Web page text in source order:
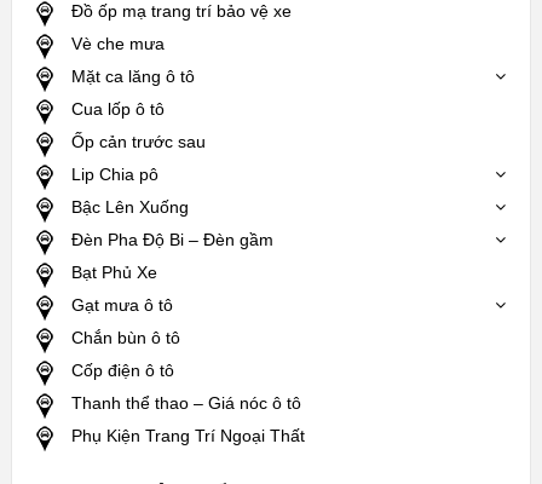
Đồ ốp mạ trang trí bảo vệ xe
Vè che mưa
Mặt ca lăng ô tô
Cua lốp ô tô
Ốp cản trước sau
Lip Chia pô
Bậc Lên Xuống
Đèn Pha Độ Bi – Đèn gầm
Bạt Phủ Xe
Gạt mưa ô tô
Chắn bùn ô tô
Cốp điện ô tô
Thanh thể thao – Giá nóc ô tô
Phụ Kiện Trang Trí Ngoại Thất